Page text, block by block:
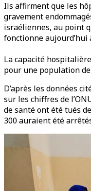
Ils affirment que les
gravement
israéliennes, au point
fonctionne aujourd’hui
La capacité
pour une population
D’après les données
sur les chiffres de
de santé ont été tués
300 auraient été